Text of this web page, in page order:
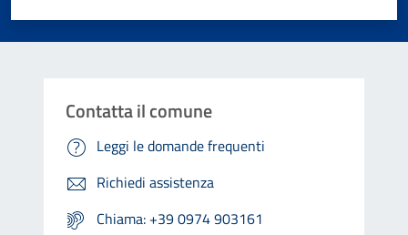
Contatta il comune
Leggi le domande frequenti
Richiedi assistenza
Chiama: +39 0974 903161